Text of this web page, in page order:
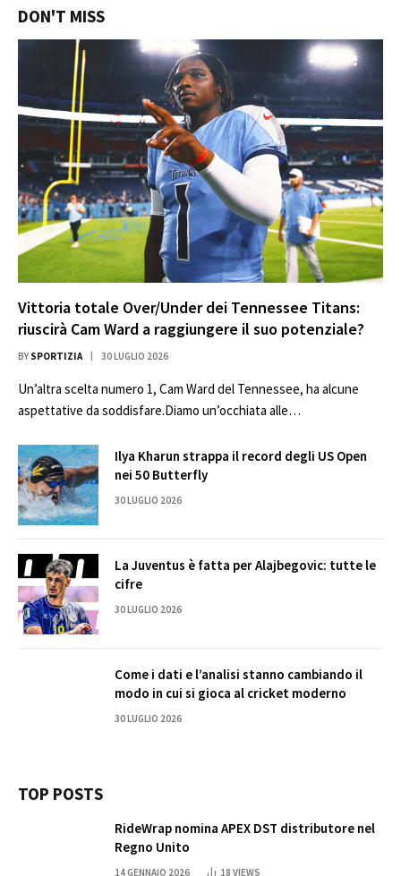
DON'T MISS
Vittoria totale Over/Under dei Tennessee Titans:
riuscirà Cam Ward a raggiungere il suo potenziale?
BY SPORTIZIA 30 LUGLIO 2026
Un’altra scelta numero 1, Cam Ward del Tennessee, ha alcune
aspettative da soddisfare.Diamo un’occhiata alle…
Ilya Kharun strappa il record degli US Open
nei 50 Butterfly
30 LUGLIO 2026
La Juventus è fatta per Alajbegovic: tutte le
cifre
30 LUGLIO 2026
Come i dati e l’analisi stanno cambiando il
modo in cui si gioca al cricket moderno
30 LUGLIO 2026
TOP POSTS
RideWrap nomina APEX DST distributore nel
Regno Unito
14 GENNAIO 2026 18 VIEWS